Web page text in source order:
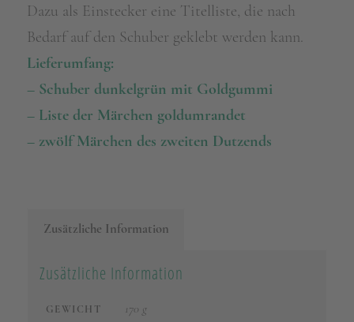
Dazu als Einstecker eine Titelliste, die nach
Bedarf auf den Schuber geklebt werden kann.
Lieferumfang:
– Schuber dunkelgrün mit Goldgummi
– Liste der Märchen goldumrandet
– zwölf Märchen des zweiten Dutzends
Zusätzliche Information
Zusätzliche Information
GEWICHT 170 g